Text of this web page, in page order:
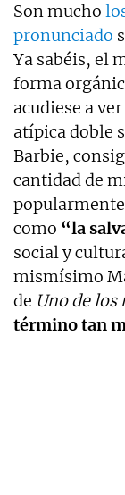
Son mucho
pronunciado
Ya sabéis, el
forma
acudiese a ver
atípica doble
Barbie,
cantidad de
como “la
social y
mismísimo
de Uno de los
término tan